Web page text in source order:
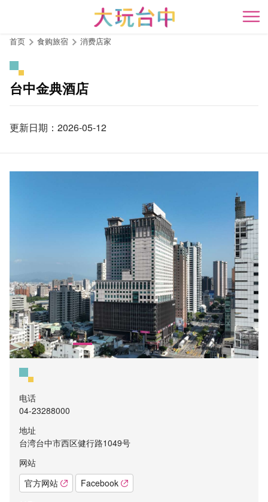
开
首页 食购旅宿 消费店家
台中金典酒店
更新日期：2026-05-12
电话
04-23288000
地址
台湾台中市西区健行路1049号
网站
官方网站
Facebook